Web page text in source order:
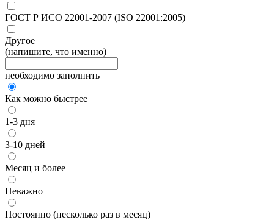
ГОСТ Р ИСО 22001-2007 (ISO 22001:2005)
Другое
(напишите, что именно)
необходимо заполнить
Как можно быстрее
1-3 дня
3-10 дней
Месяц и более
Неважно
Постоянно (несколько раз в месяц)